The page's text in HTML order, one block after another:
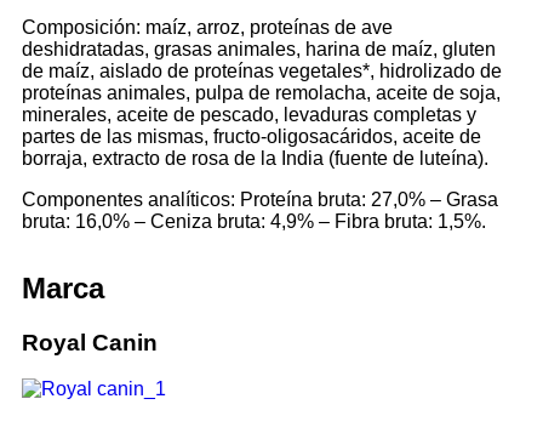
Composición: maíz, arroz, proteínas de ave
deshidratadas, grasas animales, harina de maíz, gluten
de maíz, aislado de proteínas vegetales*, hidrolizado de
proteínas animales, pulpa de remolacha, aceite de soja,
minerales, aceite de pescado, levaduras completas y
partes de las mismas, fructo-oligosacáridos, aceite de
borraja, extracto de rosa de la India (fuente de luteína).
Componentes analíticos: Proteína bruta: 27,0% – Grasa
bruta: 16,0% – Ceniza bruta: 4,9% – Fibra bruta: 1,5%.
Marca
Royal Canin